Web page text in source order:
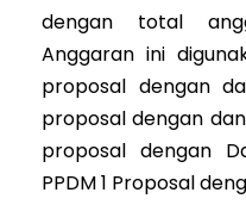
dengan total
Anggaran ini
proposal dengan
proposal dengan
proposal dengan
PPDM 1 Proposal